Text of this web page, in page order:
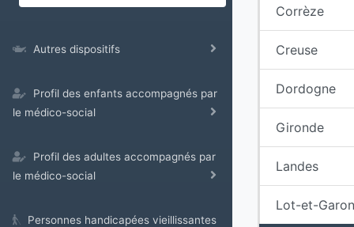
Autres dispositifs
Profil des enfants accompagnés par
le médico-social
Profil des adultes accompagnés par
le médico-social
Personnes handicapées vieillissantes
Corrèze
Creuse
Dordogne
Gironde
Landes
Lot-et-